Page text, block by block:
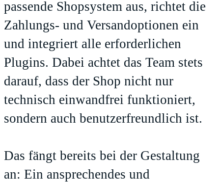
passende Shopsystem aus, richtet die
Zahlungs- und Versandoptionen ein
und integriert alle erforderlichen
Plugins. Dabei achtet das Team stets
darauf, dass der Shop nicht nur
technisch einwandfrei funktioniert,
sondern auch benutzerfreundlich ist.
Das fängt bereits bei der Gestaltung
an: Ein ansprechendes und